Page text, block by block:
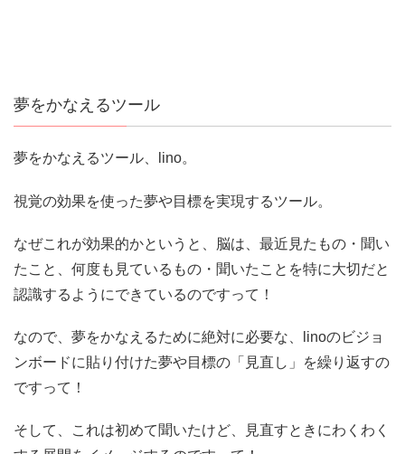
夢をかなえるツール
夢をかなえるツール、lino。
視覚の効果を使った夢や目標を実現するツール。
なぜこれが効果的かというと、脳は、最近見たもの・聞い
たこと、何度も見ているもの・聞いたことを特に大切だと
認識するようにできているのですって！
なので、夢をかなえるために絶対に必要な、linoのビジョ
ンボードに貼り付けた夢や目標の「見直し」を繰り返すの
ですって！
そして、これは初めて聞いたけど、見直すときにわくわく